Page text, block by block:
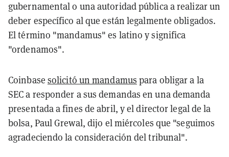
gubernamental o una autoridad pública a realizar un
deber específico al que están legalmente obligados.
El término "mandamus" es latino y significa
"ordenamos".
Coinbase solicitó un mandamus para obligar a la
SEC a responder a sus demandas en una demanda
presentada a fines de abril, y el director legal de la
bolsa, Paul Grewal, dijo el miércoles que "seguimos
agradeciendo la consideración del tribunal".